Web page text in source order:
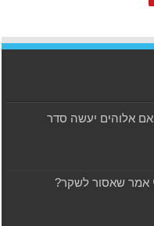
אלוהים יעשה סדר
אמר שאסור לשקר?